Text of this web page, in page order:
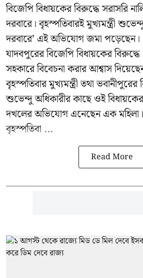
বিজেপি বিধায়কের বিরুদ্ধে সরাসরি
দরবারে। বৃহস্পতিবারই মুখ্যমন্ত্রী
দরবারে’ এই অভিযোগ জমা
যাদবপুরের বিজেপি বিধায়কের
সহকারে বিবেচনা করার আশ্বাস
বৃহস্পতিবার মুখ্যমন্ত্রী তথা
শুভেন্দু অধিকারীর কাছে ওই
দখলের অভিযোগ এনেছেন এক মহিলা।
বৃহস্পতিবা ...
Read More